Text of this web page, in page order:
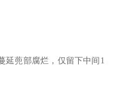
延蔸部腐烂，仅留下中间1